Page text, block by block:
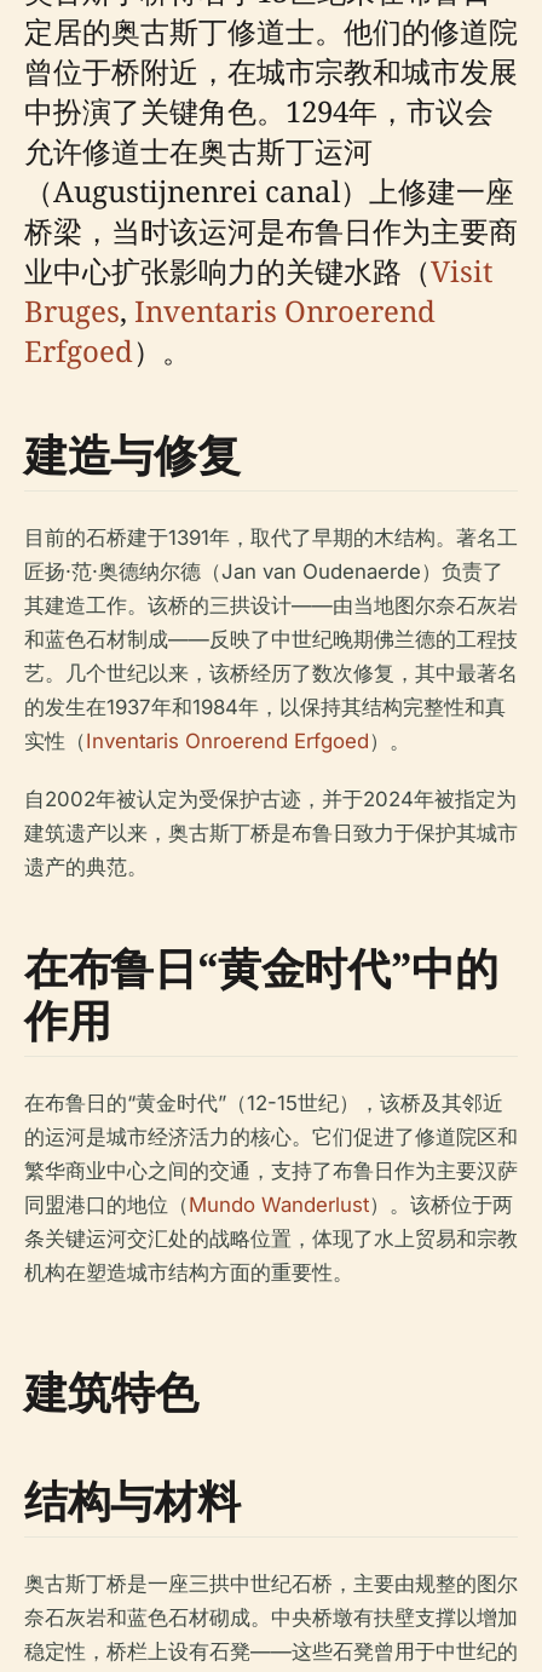
定居的奥古斯丁修道士。他们的修道院
曾位于桥附近，在城市宗教和城市发展
中扮演了关键角色。1294年，市议会
允许修道士在奥古斯丁运河
（Augustijnenrei canal）上修建一座
桥梁，当时该运河是布鲁日作为主要商
业中心扩张影响力的关键水路（Visit
Bruges, Inventaris Onroerend
Erfgoed）。
建造与修复
目前的石桥建于1391年，取代了早期的木结构。著名工
匠扬·范·奥德纳尔德（Jan van Oudenaerde）负责了
其建造工作。该桥的三拱设计——由当地图尔奈石灰岩
和蓝色石材制成——反映了中世纪晚期佛兰德的工程技
艺。几个世纪以来，该桥经历了数次修复，其中最著名
的发生在1937年和1984年，以保持其结构完整性和真
实性（Inventaris Onroerend Erfgoed）。
自2002年被认定为受保护古迹，并于2024年被指定为
建筑遗产以来，奥古斯丁桥是布鲁日致力于保护其城市
遗产的典范。
在布鲁日“黄金时代”中的
作用
在布鲁日的“黄金时代”（12-15世纪），该桥及其邻近
的运河是城市经济活力的核心。它们促进了修道院区和
繁华商业中心之间的交通，支持了布鲁日作为主要汉萨
同盟港口的地位（Mundo Wanderlust）。该桥位于两
条关键运河交汇处的战略位置，体现了水上贸易和宗教
机构在塑造城市结构方面的重要性。
建筑特色
结构与材料
奥古斯丁桥是一座三拱中世纪石桥，主要由规整的图尔
奈石灰岩和蓝色石材砌成。中央桥墩有扶壁支撑以增加
稳定性，桥栏上设有石凳——这些石凳曾用于中世纪的